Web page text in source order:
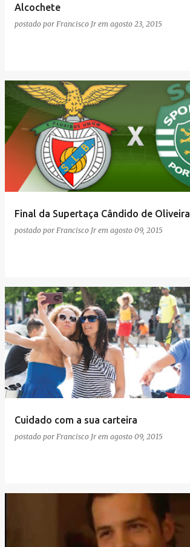
Alcochete
postado por Francisco Jr em agosto 23, 2015
Final da Supertaça Cândido de Oliveira
postado por Francisco Jr em agosto 09, 2015
Cuidado com a sua carteira
postado por Francisco Jr em agosto 09, 2015